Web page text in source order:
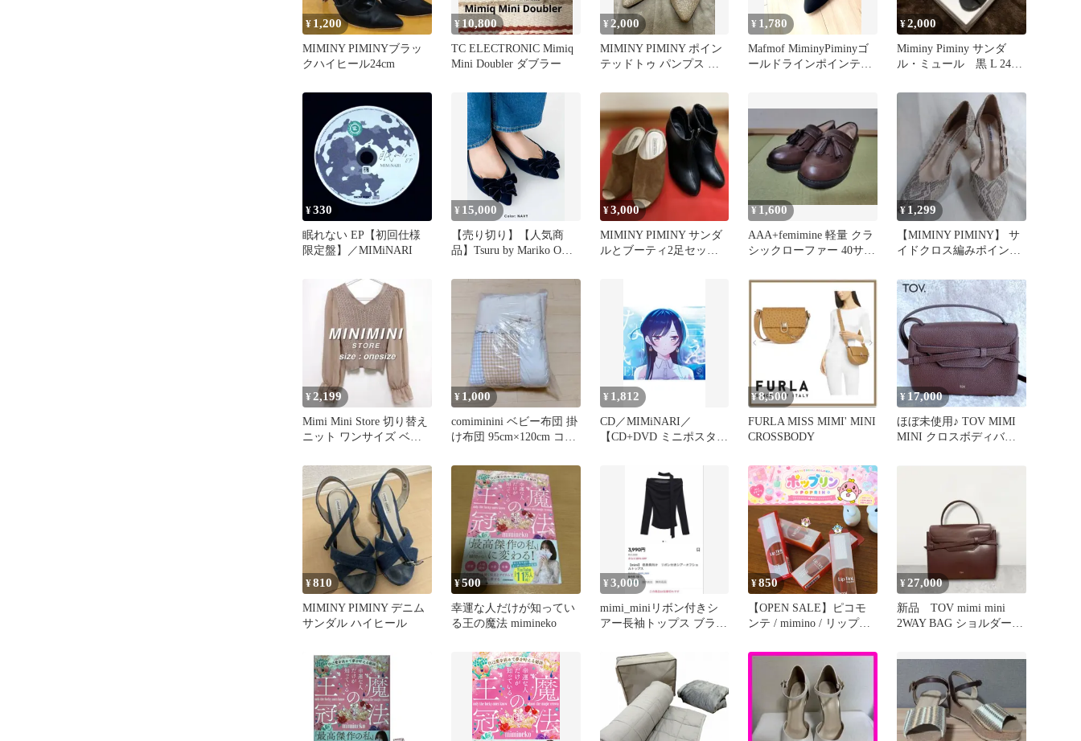
¥ 1,200
MIMINY PIMINYブラッ
クハイヒール24cm
¥ 10,800
TC ELECTRONIC Mimiq
Mini Doubler ダブラー
¥2,000
MIMINY PIMINY ポイン
テッドトゥ パンプス ベ
¥ 1,780
Mafmof MiminyPiminyゴ
ールドラインポインテッ
¥2,000
Miminy Piminy サンダ
ル・ミュール 黒 L 24cm
¥330
眠れない EP【初回仕様
限定盤】／MIMiNARI
¥ 15,000
【売り切り】【人気商
品】Tsuru by Mariko O
¥3,000
MIMINY PIMINY サンダ
ルとブーティ2足セット
¥ 1,600
AAA+femimine 軽量 クラ
シックローファー 40サイ
¥ 1,299
【MIMINY PIMINY】 サ
イドクロス編みポインテ
ズ
¥2,199
Mimi Mini Store 切り替え
ニット ワンサイズ ベー
¥ 1,000
comiminini ベビー布団 掛
け布団 95cm×120cm コン
¥ 1,812
CD／MIMiNARI／
【CD+DVD ミニポスター
¥8,500
FURLA MISS MIMI' MINI
CROSSBODY
¥ 17,000
ほぼ未使用♪ TOV MIMI
MINI クロスボディバッ
¥810
MIMINY PIMINY デニム
サンダル ハイヒール
¥500
幸運な人だけが知ってい
る王の魔法 mimineko
¥3,000
mimi_miniリボン付きシ
アー長袖トップス ブラッ
¥850
【OPEN SALE】ピコモ
ンテ / mimino / リップテ
¥27,000
新品 TOV mimi mini
2WAY BAG ショルダーバ